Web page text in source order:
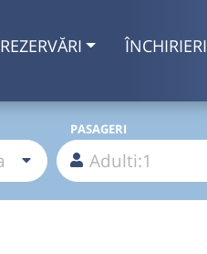
REZERVĂRI ÎNCHIRIERI
PASAGERI